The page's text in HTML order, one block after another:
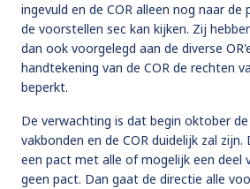
ingevuld en de COR alleen nog naar
de voorstellen sec kan kijken. Zij
dan ook voorgelegd aan de diverse
handtekening van de COR de rechten
beperkt.
De verwachting is dat begin oktober
vakbonden en de COR duidelijk zal
een pact met alle of mogelijk een deel
geen pact. Dan gaat de directie alle